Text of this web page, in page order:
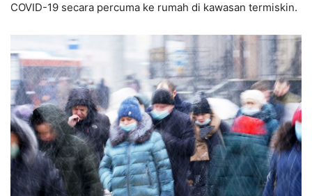
COVID-19 secara percuma ke rumah di kawasan termiskin.